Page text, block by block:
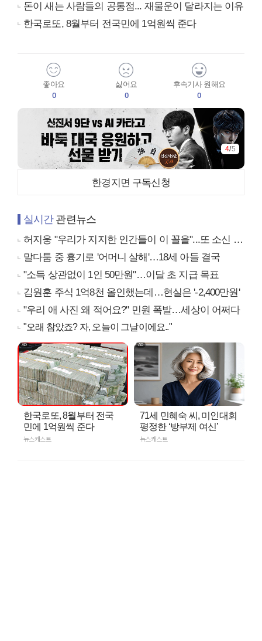
돈이 새는 사람들의 공통점... 재물운이 달라지는 이유
한국로또, 8월부터 전국민에 1억원씩 준다
좋아요
0
싫어요
0
후속기사 원해요
0
4/5
한경지면 구독신청
실시간관련뉴스
허지웅 "우리가 지지한 인간들이 이 꼴을"...또 소신 발언
말다툼 중 흉기로 '어머니 살해'…18세 아들 결국
"소득 상관없이 1인 50만원"…이달 초 지급 목표
김원훈 주식 1억8천 올인했는데…현실은 '-2,400만원'
"우리 애 사진 왜 적어요?" 민원 폭발…세상이 어쩌다
"오래 참았죠? 자, 오늘이 그날이에요.."
한국로또, 8월부터 전국
민에 1억원씩 준다
뉴스캐스트
71세 민혜숙 씨, 미인대회
평정한 ‘방부제 여신’
뉴스캐스트